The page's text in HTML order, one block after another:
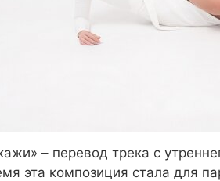
– перевод трека с
эта композиция стала для